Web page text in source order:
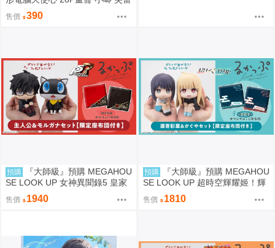
雅 繪師：Bee Bee
售價 390
預購
『大師級』預購 MEGAHOU
SE LOOK UP 女神異聞錄5 皇家
版 主人公＆摩爾加納 套組 附特
典
售價 1940
預購
『大師級』預購 MEGAHOU
SE LOOK UP 超時空輝耀姬！輝
耀&酒寄彩葉 套組 附特典
售價 1810